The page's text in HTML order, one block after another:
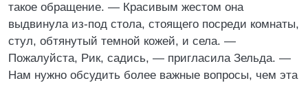
такое обращение. — Красивым жестом она
выдвинула из-под стола, стоящего посреди комнаты,
стул, обтянутый темной кожей, и села. —
Пожалуйста, Рик, садись, — пригласила Зельда. —
Нам нужно обсудить более важные вопросы, чем эта